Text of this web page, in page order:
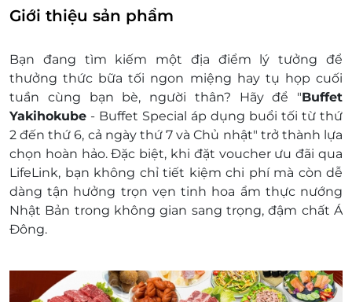
nhà hàng
Trẻ em từ 1,2m trở lên: 01 e-Voucher như vé
Khách hàng liên hệ đăng ký dịch vụ trước khi
đến để được phục vụ tốt nhất:
Hotline: 0906 838 186
Địa chỉ: Vincom Mega Mall Smart City, Tây Mỗ,
Hà Nội
e-Voucher không có giá trị quy đổi thành tiền
mặt, không trả lại tiền thừa
Không áp dụng đồng thời với chương trình
khuyến mại khác
Giá bán chưa bao gồm VAT, nhà hàng luôn thu
quầy thu ngân của nhà hàng.
Giới thiệu sản phẩm
Bạn đang tìm kiếm một địa điểm lý tưởng để
thưởng thức bữa tối ngon miệng hay tụ họp cuối
tuần cùng bạn bè, người thân? Hãy để "Buffet
Yakihokube - Buffet Special áp dụng buổi tối từ thứ
2 đến thứ 6, cả ngày thứ 7 và Chủ nhật" trở thành lựa
chọn hoàn hảo. Đặc biệt, khi đặt voucher ưu đãi qua
LifeLink, bạn không chỉ tiết kiệm chi phí mà còn dễ
dàng tận hưởng trọn vẹn tinh hoa ẩm thực nướng
Nhật Bản trong không gian sang trọng, đậm chất Á
Đông.